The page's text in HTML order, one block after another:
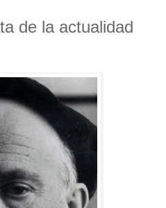
de la actualidad